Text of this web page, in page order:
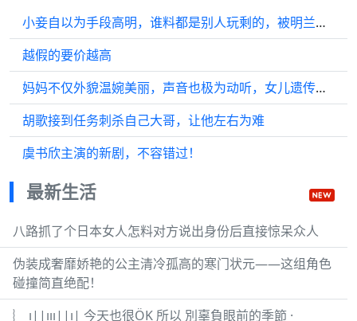
小妾自以为手段高明，谁料都是别人玩剩的，被明兰一眼看穿
越假的要价越高
妈妈不仅外貌温婉美丽，声音也极为动听，女儿遗传了她优秀的基因
胡歌接到任务刺杀自己大哥，让他左右为难
虞书欣主演的新剧，不容错过！
最新生活
八路抓了个日本女人怎料对方说出身份后直接惊呆众人
伪装成奢靡娇艳的公主清冷孤高的寒门状元——这组角色
碰撞简直绝配！
︴ ı||ııı||ı| 今天也很ÖḲ 所以 別辜負眼前的季節 ·